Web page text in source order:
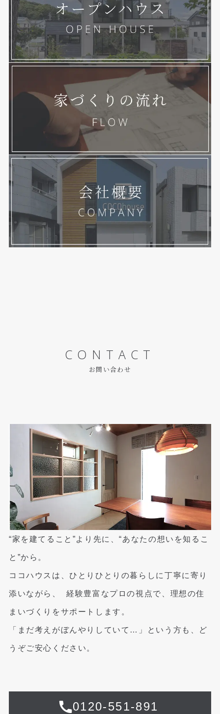
CONTACT
お問い合わせ
“家を建てること”より先に、“あなたの想いを知るこ
と”から。
ココハウスは、ひとりひとりの暮らしに丁寧に寄り
添いながら、経験豊富なプロの視点で、理想の住
まいづくりをサポートします。
「まだ考えがぼんやりしていて…」という方も、ど
うぞご安心ください。
0120-551-891